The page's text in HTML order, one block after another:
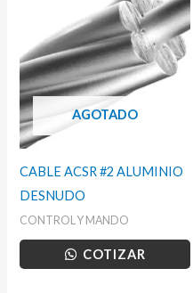
AGOTADO
CABLE ACSR #2 ALUMINIO
DESNUDO
CONTROL Y MANDO
COTIZAR